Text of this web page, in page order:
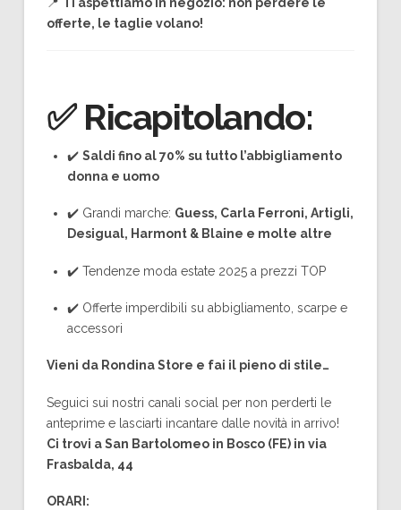
offerte, le taglie volano!
✅ Ricapitolando:
✔️Saldi fino al 70% su tutto l’abbigliamento
donna e uomo
✔️ Grandi marche: Guess, Carla Ferroni, Artigli,
Desigual, Harmont & Blaine e molte altre
✔️ Tendenze moda estate 2025 a prezzi TOP
✔️ Offerte imperdibili su abbigliamento, scarpe e
accessori
Vieni da Rondina Store e fai il pieno di stile…
Seguici sui nostri canali social per non perderti le
anteprime e lasciarti incantare dalle novità in arrivo!
Ci trovi a San Bartolomeo in Bosco (FE) in via
Frasbalda, 44
ORARI: